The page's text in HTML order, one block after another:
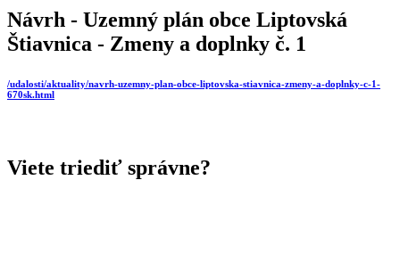
Návrh - Uzemný plán obce Liptovská
Štiavnica - Zmeny a doplnky č. 1
/udalosti/aktuality/navrh-uzemny-plan-obce-liptovska-stiavnica-zmeny-a-doplnky-c-1-
670sk.html
Viete triediť správne?